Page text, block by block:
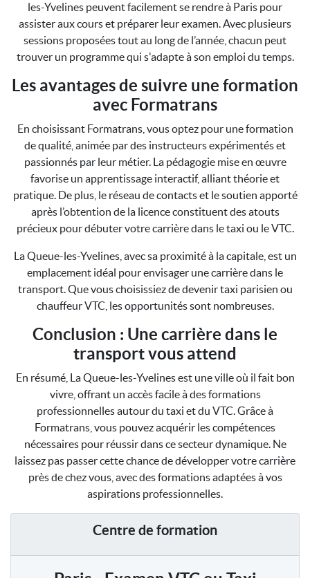
les-Yvelines peuvent facilement se rendre à Paris pour
assister aux cours et préparer leur examen. Avec plusieurs
sessions proposées tout au long de l’année, chacun peut
trouver un programme qui s'adapte à son emploi du temps.
Les avantages de suivre une formation
avec Formatrans
En choisissant Formatrans, vous optez pour une formation
de qualité, animée par des instructeurs expérimentés et
passionnés par leur métier. La pédagogie mise en œuvre
favorise un apprentissage interactif, alliant théorie et
pratique. De plus, le réseau de contacts et le soutien apporté
après l’obtention de la licence constituent des atouts
précieux pour débuter votre carrière dans le taxi ou le VTC.
La Queue-les-Yvelines, avec sa proximité à la capitale, est un
emplacement idéal pour envisager une carrière dans le
transport. Que vous choisissiez de devenir taxi parisien ou
chauffeur VTC, les opportunités sont nombreuses.
Conclusion : Une carrière dans le
transport vous attend
En résumé, La Queue-les-Yvelines est une ville où il fait bon
vivre, offrant un accès facile à des formations
professionnelles autour du taxi et du VTC. Grâce à
Formatrans, vous pouvez acquérir les compétences
nécessaires pour réussir dans ce secteur dynamique. Ne
laissez pas passer cette chance de développer votre carrière
près de chez vous, avec des formations adaptées à vos
aspirations professionnelles.
Centre de formation